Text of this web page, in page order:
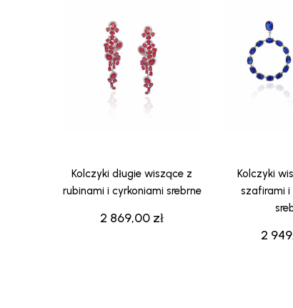
2 869,00 zł
Kolczyki długie wiszące z
rubinami i cyrkoniami srebrne
2
Kolczyki
szafirami i